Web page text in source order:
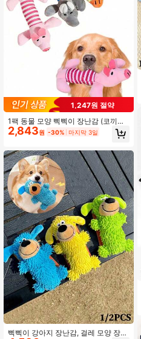
1,247원 절약
1팩 동물 모양 삑삑이 장난감 (코끼리/
오리/돼지) - 튼튼한 씹는 장난감, 씹는
것을 좋아하는 개에게 적합하며 치아
다
2,843원 -30% 마지막 3일
삑삑이 강아지 장난감, 걸레 모양 장난